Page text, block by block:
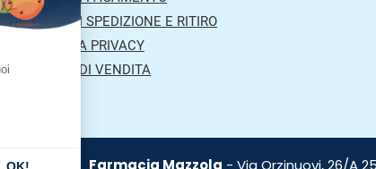
MODALITÀ DI SPEDIZIONE E RITIRO
INFORMATIVA PRIVACY
CONDIZIONI DI VENDITA
Farmacia Mazzola - Via Orzinuovi, 26/A